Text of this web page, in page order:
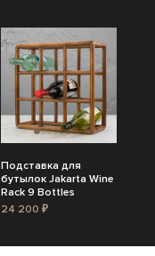
Подставка для
бутылок Jakarta Wine
Rack 9 Bottles
24 200 ₽